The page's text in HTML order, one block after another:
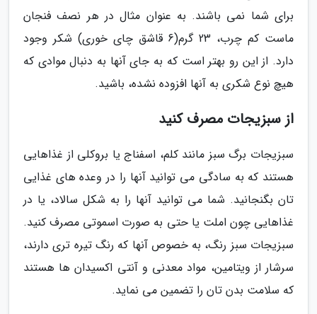
برای شما نمی باشند. به عنوان مثال در هر نصف فنجان
ماست کم چرب، 23 گرم(6 قاشق چای خوری) شکر وجود
دارد. از این رو بهتر است که به جای آنها به دنبال موادی که
هیچ نوع شکری به آنها افزوده نشده، باشید.
از سبزیجات مصرف کنید
سبزیجات برگ سبز مانند کلم، اسفناج یا بروکلی از غذاهایی
هستند که به سادگی می توانید آنها را در وعده های غذایی
تان بگنجانید. شما می توانید آنها را به شکل سالاد، یا در
غذاهایی چون املت یا حتی به صورت اسموتی مصرف کنید.
سبزیجات سبز رنگ، به خصوص آنها که رنگ تیره تری دارند،
سرشار از ویتامین، مواد معدنی و آنتی اکسیدان ها هستند
که سلامت بدن تان را تضمین می نماید.